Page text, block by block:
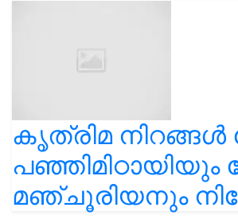
കൃത്രിമ നിറങ്ങൾ
മഞ്ചൂരിയനും